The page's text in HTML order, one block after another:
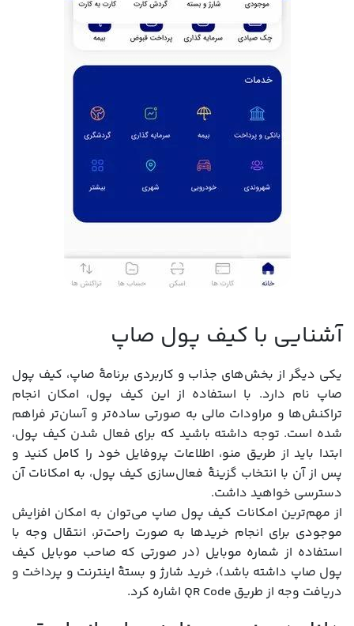
آشنایی با کیف پول صاپ
یکی دیگر از بخش‌های جذاب و کاربردی برنامۀ صاپ، کیف پول
صاپ نام دارد. با استفاده از این کیف پول، امکان انجام
تراکنش‌ها و مراودات مالی به صورتی ساده‌تر و آسان‌تر فراهم
شده است. توجه داشته باشید که برای فعال شدن کیف پول،
ابتدا باید از طریق منو، اطلاعات پروفایل خود را کامل کنید و
پس از آن با انتخاب گزینۀ فعال‌سازی کیف پول، به امکانات آن
دسترسی خواهید داشت.
از مهم‌ترین امکانات کیف پول صاپ می‌توان به امکان افزایش
موجودی برای انجام خریدها به صورت راحت‌تر، انتقال وجه با
استفاده از شماره موبایل (در صورتی که صاحب موبایل کیف
پول صاپ داشته باشد)، خرید شارژ و بستۀ اینترنت و پرداخت و
دریافت وجه از طریق QR Code اشاره کرد.